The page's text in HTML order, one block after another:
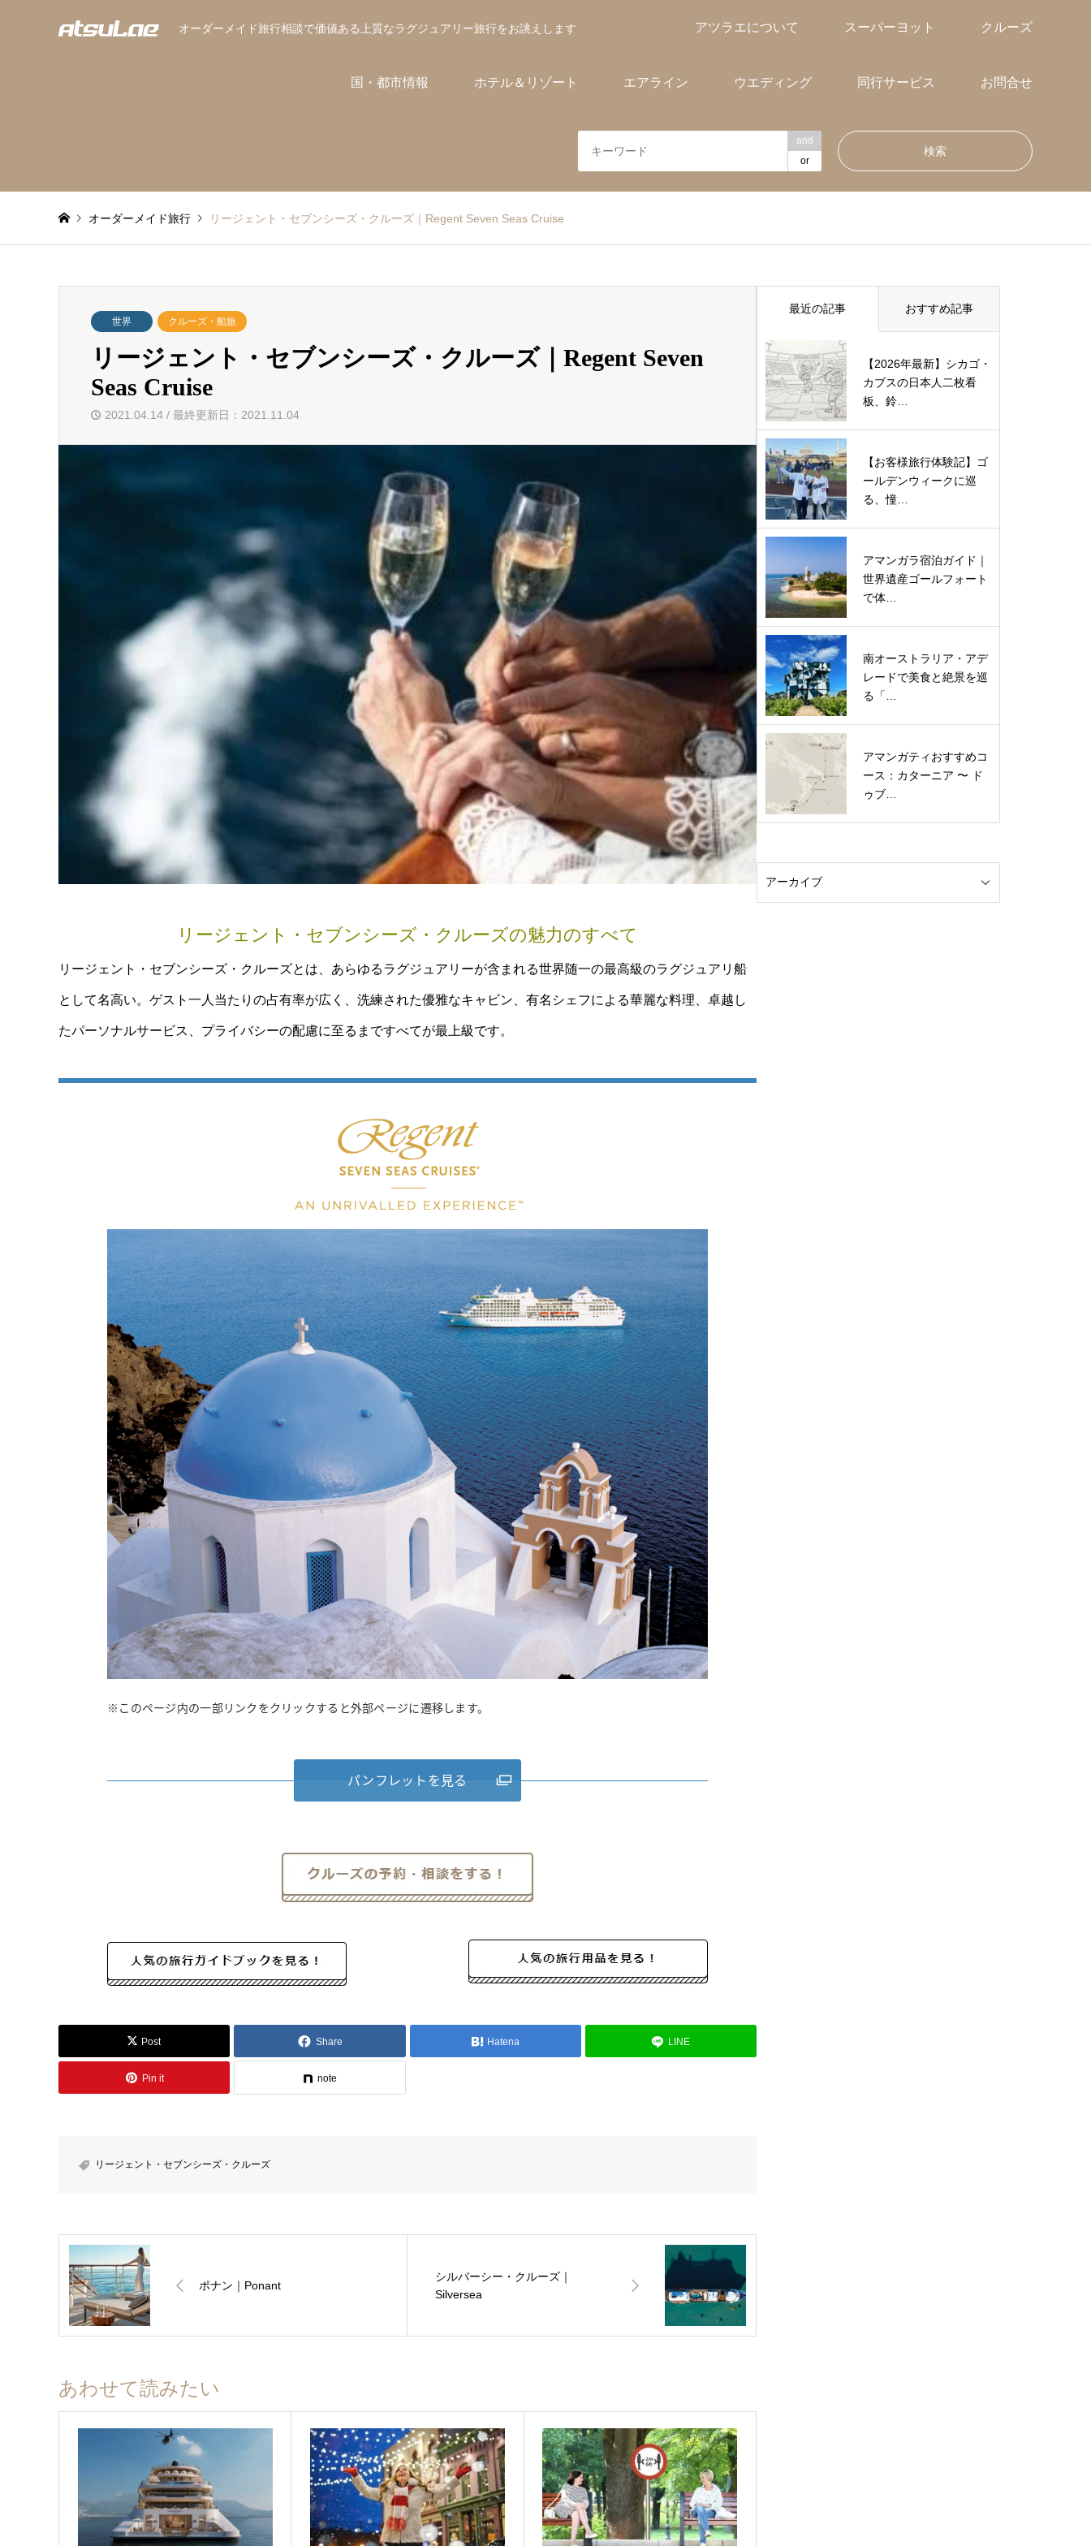
オーダーメイド旅行相談で価値ある上質なラグジュアリー旅行をお誂えします アツラエについて スーパーヨット クルーズ
国・都市情報 ホテル＆リゾート エアライン ウエディング 同行サービス お問合せ
and
or
オーダーメイド旅行 リージェント・セブンシーズ・クルーズ｜Regent Seven Seas Cruise
世界 クルーズ・船旅
リージェント・セブンシーズ・クルーズ｜Regent Seven
Seas Cruise
2021.04.14 / 最終更新日：2021.11.04
リージェント・セブンシーズ・クルーズの魅力のすべて
リージェント・セブンシーズ・クルーズとは、あらゆるラグジュアリーが含まれる世界随一の最高級のラグジュアリ船
として名高い。ゲスト一人当たりの占有率が広く、洗練された優雅なキャビン、有名シェフによる華麗な料理、卓越し
たパーソナルサービス、プライバシーの配慮に至るまですべてが最上級です。
Post Share Hatena LINE
Pin it note
リージェント・セブンシーズ・クルーズ
ポナン｜Ponant
シルバーシー・クルーズ｜
Silversea
あわせて読みたい
最近の記事 おすすめ記事
【2026年最新】シカゴ・
カブスの日本人二枚看
板、鈴…
【お客様旅行体験記】ゴ
ールデンウィークに巡
る、憧…
アマンガラ宿泊ガイド｜
世界遺産ゴールフォート
で体…
南オーストラリア・アデ
レードで美食と絶景を巡
る「…
アマンガティおすすめコ
ース：カターニア 〜 ド
ゥブ…